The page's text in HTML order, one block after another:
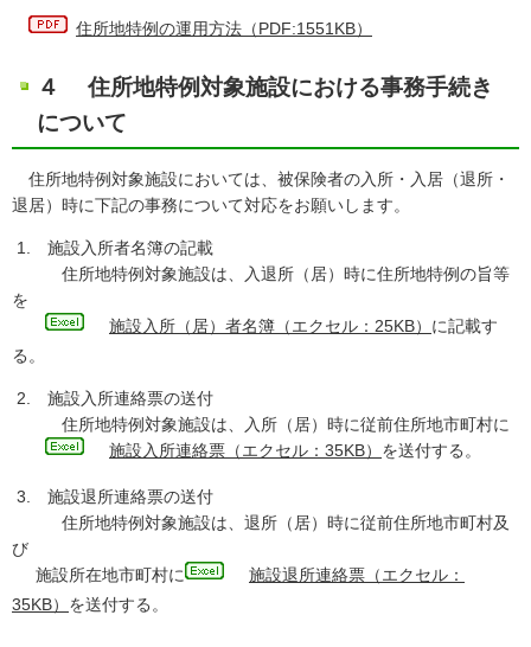
住所地特例の運用方法（PDF:1551KB）
４ 住所地特例対象施設における事務手続き
について
住所地特例対象施設においては、被保険者の入所・入居（退所・
退居）時に下記の事務について対応をお願いします。
1. 施設入所者名簿の記載
住所地特例対象施設は、入退所（居）時に住所地特例の旨等
を
施設入所（居）者名簿（エクセル： 25KB） に記載す
る。
2. 施設入所連絡票の送付
住所地特例対象施設は、入所（居）時に従前住所地市町村に
施設入所連絡票（エクセル：35KB） を送付する。
3. 施設退所連絡票の送付
住所地特例対象施設は、退所（居）時に従前住所地市町村及
び
施設所在地市町村に
施設退所連絡票（エクセル ：
35KB） を送付する。